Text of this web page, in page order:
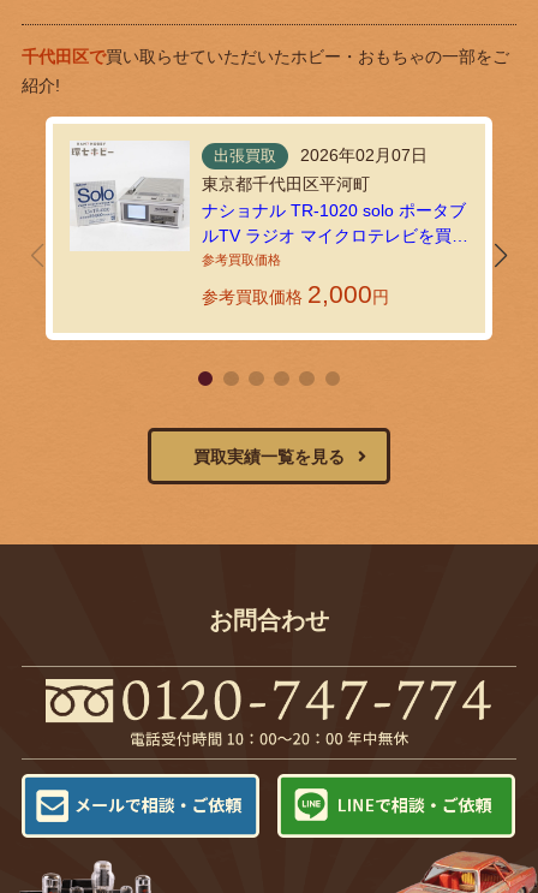
千代田区で買い取らせていただいたホビー・おもちゃの一部をご
紹介!
出張買取
2026年02月07日
東京都千代田区平河町
ナショナル TR-1020 solo ポータブ
ルTV ラジオ マイクロテレビを買取
いたしました｜環七ホビーの法人
買取
参考買取価格 2,000円
買取実績一覧を見る
お問合わせ